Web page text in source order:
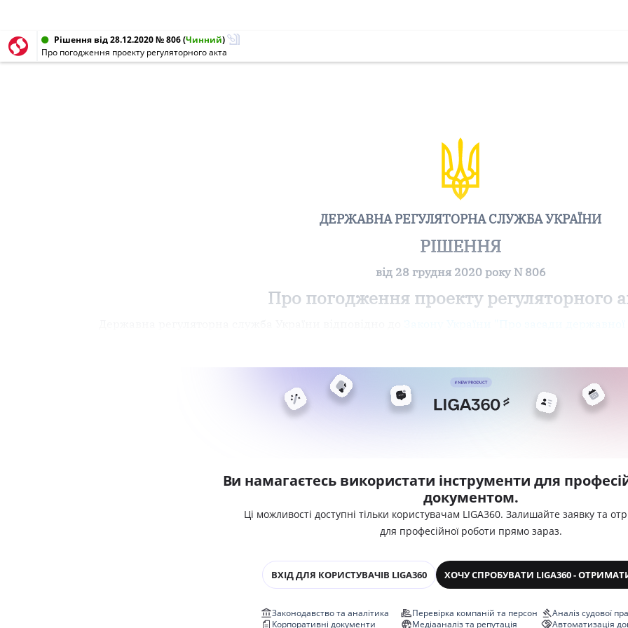
Рішення від 28.12.2020 № 806(Чинний)
Про погодження проекту регуляторного акта
ДЕРЖАВНА РЕГУЛЯТОРНА СЛУЖБА УКРАЇНИ
РІШЕННЯ
від 28 грудня 2020 року N 806
Про погодження проекту регуляторного
Ви намагаєтесь використати інструменти для
документом.
Ці можливості доступні тільки користувачам LIGA360. Залишайте заявку та
для професійної роботи прямо зараз.
ВХІД ДЛЯ КОРИСТУВАЧІВ LIGA360 ХОЧУ СПРОБУВАТИ LIGA360 -
Законодавство та аналітика
Корпоративні документи
Перевірка компаній та персон
Медіааналіз та репутація
Аналіз судової
Автоматизація